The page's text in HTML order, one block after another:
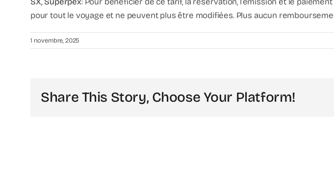
pour tout le voyage et ne peuvent plus être modifiées. Plus aucun
1 novembre, 2025
Share This Story, Choose Your Platform!